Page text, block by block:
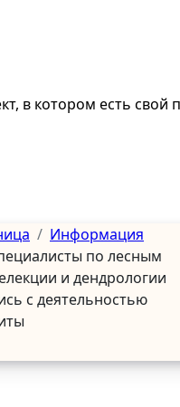
в котором есть свой
Информация
по лесным
и дендрологии
с деятельностью